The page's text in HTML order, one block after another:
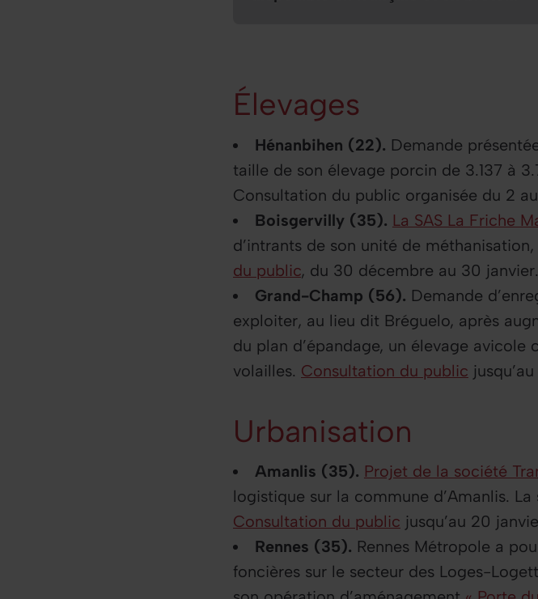
Élevages
Hénanbihen (22). Demande
taille de son élevage porcin de 3.137 à
Consultation du public organisée du 2
Boisgervilly (35). La SAS La Friche
d’intrants de son unité de
du public, du 30 décembre au 30 janvier.
Grand-Champ (56). Demande
exploiter, au lieu dit Bréguelo, après
du plan d’épandage, un élevage
volailles. Consultation du public
Urbanisation
Amanlis (35). Projet de la société
logistique sur la commune d’Amanlis.
Consultation du public jusqu’au 20
Rennes (35). Rennes Métropole a
foncières sur le secteur des Loges-